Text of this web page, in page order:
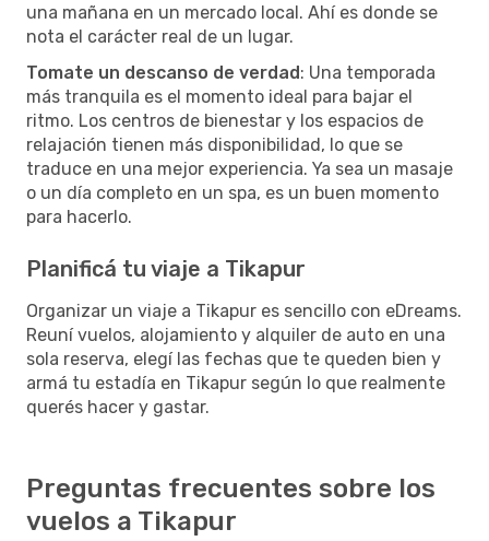
una mañana en un mercado local. Ahí es donde se
nota el carácter real de un lugar.
Tomate un descanso de verdad: Una temporada
más tranquila es el momento ideal para bajar el
ritmo. Los centros de bienestar y los espacios de
relajación tienen más disponibilidad, lo que se
traduce en una mejor experiencia. Ya sea un masaje
o un día completo en un spa, es un buen momento
para hacerlo.
Planificá tu viaje a Tikapur
Organizar un viaje a Tikapur es sencillo con eDreams.
Reuní vuelos, alojamiento y alquiler de auto en una
sola reserva, elegí las fechas que te queden bien y
armá tu estadía en Tikapur según lo que realmente
querés hacer y gastar.
Preguntas frecuentes sobre los
vuelos a Tikapur